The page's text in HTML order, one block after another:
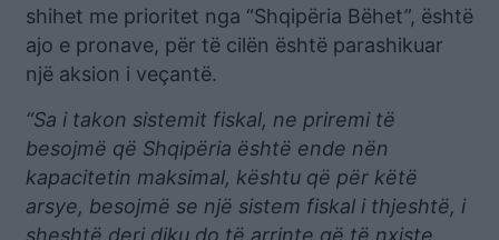
shihet me prioritet nga “Shqipëria Bëhet”, është
ajo e pronave, për të cilën është parashikuar
një aksion i veçantë.
“Sa i takon sistemit fiskal, ne priremi të
besojmë që Shqipëria është ende nën
kapacitetin maksimal, kështu që për këtë
arsye, besojmë se një sistem fiskal i thjeshtë, i
sheshtë deri diku do të arrinte që të nxiste